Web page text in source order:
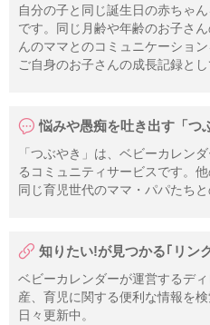
自分の子と同じ誕生日の赤ちゃ
です。同じ月齢や年齢のお子さ
んのママとのコミュニケーショ
ご自身のお子さんの成長記録と
悩みや愚痴を吐き出す「つ
「つぶやき」は、ベビーカレン
るコミュニティサービスです。
同じ育児世代のママ・パパたち
知りたい!が見つかる｢リン
ベビーカレンダーが運営するデ
産、育児に関する便利な情報を
日々更新中。